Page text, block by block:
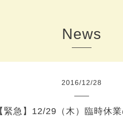
News
2016/12/28
【緊急】12/29（木）臨時休